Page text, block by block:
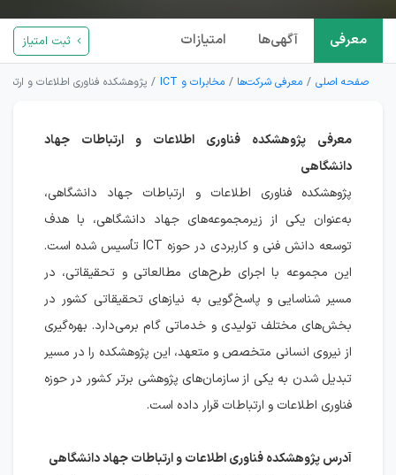
معرفی آگهی‌ها امتیازات ثبت امتیاز
صفحه اصلی معرفی شرکت‌ها مخابرات و ICT پژوهشکده فناوری اطلاعات و
معرفی پژوهشکده فناوری اطلاعات و ارتباطات جهاد
دانشگاهی
پژوهشکده فناوری اطلاعات و ارتباطات جهاد دانشگاهی،
به‌عنوان یکی از زیرمجموعه‌های جهاد دانشگاهی، با هدف
توسعه دانش فنی و کاربردی در حوزه ICT تأسیس شده است.
این مجموعه با اجرای طرح‌های مطالعاتی و تحقیقاتی، در
مسیر شناسایی و پاسخ‌گویی به نیازهای تحقیقاتی کشور در
بخش‌های مختلف تولیدی و خدماتی گام برمی‌دارد. بهره‌گیری
از نیروی انسانی متخصص و متعهد، این پژوهشکده را در مسیر
تبدیل شدن به یکی از سازمان‌های پژوهشی برتر کشور در حوزه
فناوری اطلاعات و ارتباطات قرار داده است.
آدرس پژوهشکده فناوری اطلاعات و ارتباطات جهاد دانشگاهی